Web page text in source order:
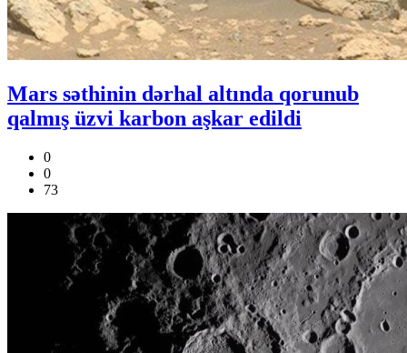
Mars səthinin dərhal altında qorunub
qalmış üzvi karbon aşkar edildi
0
0
73